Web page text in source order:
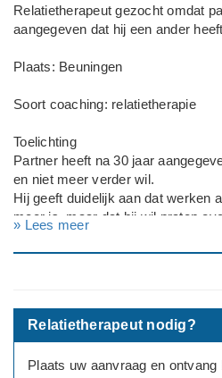
Relatietherapeut gezocht omdat
aangegeven dat hij een ander
Plaats: Beuningen
Soort coaching: relatietherapie
Toelichting
Partner heeft na 30 jaar
en niet meer verder wil.
Hij geeft duidelijk aan dat werken
meer is, maar dat hij wil praten
Ik had dit totaal niet zien
Deadline: Graag zo spoedig
» Lees meer
Relatietherapeut nodig?
Plaats uw aanvraag en